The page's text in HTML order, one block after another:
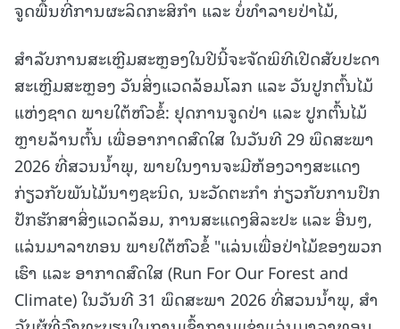
ຈູດພື້ນທີ່ການຜະລິດກະສິກຳ ແລະ ບໍ່ທຳລາຍປ່າໄມ້,
ສໍາລັບການສະເຫຼີມສະຫຼອງໃນປີນີ້ຈະຈັດພິທີເປີດສັບປະດາ
ສະເຫຼີມສະຫຼອງ ວັນສິ່ງແວດລ້ອມໂລກ ແລະ ວັນປູກຕົ້ນໄມ້
ແຫ່ງຊາດ ພາຍໃຕ້ຫົວຂໍ້: ຢຸດການຈູດປ່າ ແລະ ປູກຕົ້ນໄມ້
ຫຼາຍລ້ານຕົ້ນ ເພື່ອອາກາດສົດໃສ ໃນວັນທີ 29 ພຶດສະພາ
2026 ທີ່ສວນນໍ້າພຸ, ພາຍໃນງານຈະມີຫ້ອງວາງສະແດງ
ກ່ຽວກັບພັນໄມ້ນາໆຊະນິດ, ນະວັດຕະກໍາ ກ່ຽວກັບການປົກ
ປັກຮັກສາສິ່ງແວດລ້ອມ, ການສະແດງສິລະປະ ແລະ ອື່ນໆ,
ແລ່ນມາລາທອນ ພາຍໃຕ້ຫົວຂໍ້ "ແລ່ນເພື່ອປ່າໄມ້ຂອງພວກ
ເຮົາ ແລະ ອາກາດສົດໃສ (Run For Our Forest and
Climate) ໃນວັນທີ 31 ພຶດສະພາ 2026 ທີ່ສວນນໍ້າພຸ, ສໍາ